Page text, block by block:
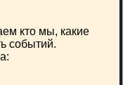
кто мы, какие
событий.